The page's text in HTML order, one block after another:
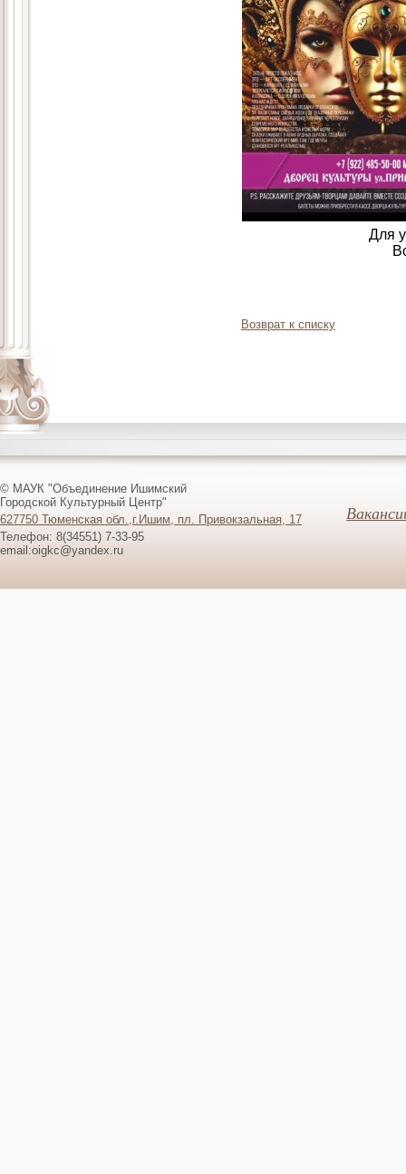
Для
Возврат к списку
© МАУК "Объединение Ишимский
Городской Культурный Центр"
627750 Тюменская обл.,г.Ишим, пл. Привокзальная, 17
Телефон: 8(34551) 7-33-95
email:oigkc@yandex.ru